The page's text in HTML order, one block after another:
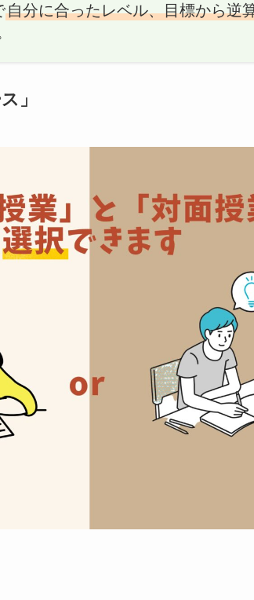
自分に合ったレベル、目標から逆
」